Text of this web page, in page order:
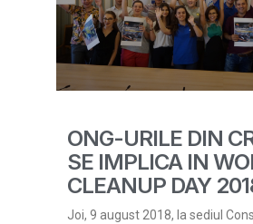
ONG-URILE DIN
SE IMPLICA IN
CLEANUP DAY
Joi, 9 august 2018, la sediul